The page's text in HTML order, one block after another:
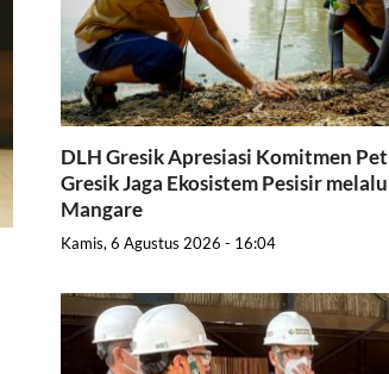
DLH Gresik Apresiasi Komitmen
Gresik Jaga Ekosistem Pesisir
Mangare
Kamis, 6 Agustus 2026 - 16:04